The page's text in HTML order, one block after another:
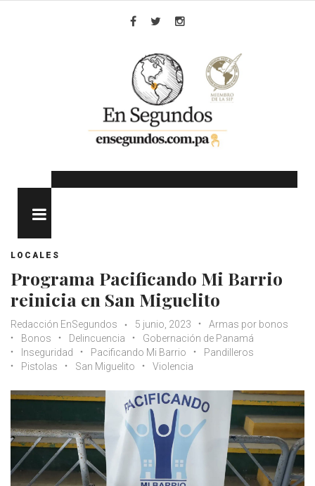
LOCALES
Programa Pacificando Mi Barrio
reinicia en San Miguelito
Redacción EnSegundos 5 junio, 2023
Armas por bonos
Bonos
Delincuencia
Gobernación de Panamá
Inseguridad
Pacificando Mi Barrio
Pandilleros
Pistolas
San Miguelito Violencia